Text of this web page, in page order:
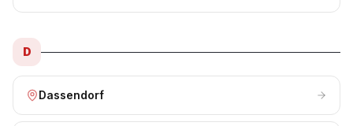
D
Dassendorf